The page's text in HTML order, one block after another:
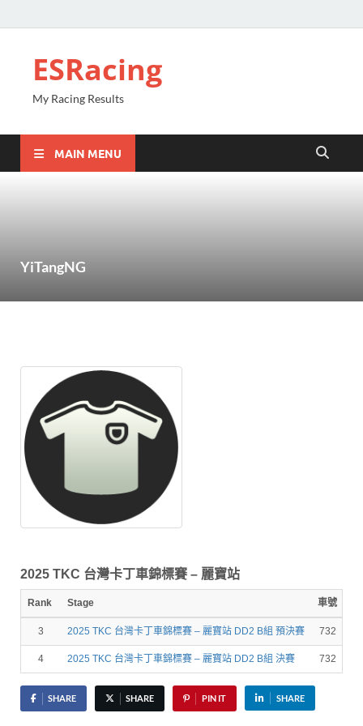
ESRacing
My Racing Results
MAIN MENU
YiTangNG
2025 TKC 台灣卡丁車錦標賽 – 麗寶站
Rank Stage 車號
3 2025 TKC 台灣卡丁車錦標賽 – 麗寶站 DD2 B組 預決賽 732
4 2025 TKC 台灣卡丁車錦標賽 – 麗寶站 DD2 B組 決賽 732
SHARE SHARE PIN IT SHARE